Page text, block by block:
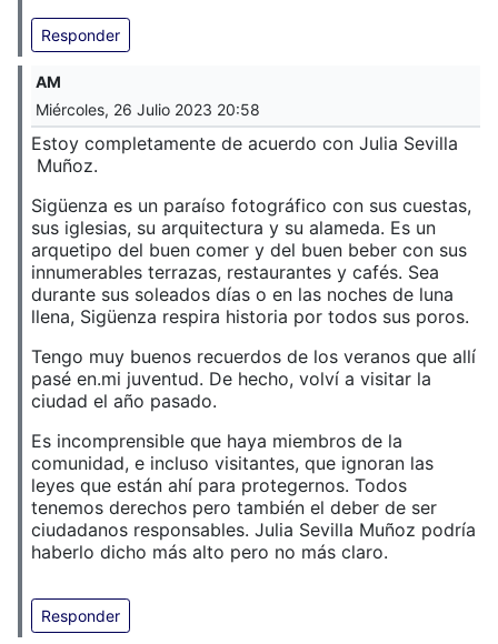
Responder
AM
Miércoles, 26 Julio 2023 20:58
Estoy completamente de acuerdo con Julia Sevilla
Muñoz.
Sigüenza es un paraíso fotográfico con sus cuestas,
sus iglesias, su arquitectura y su alameda. Es un
arquetipo del buen comer y del buen beber con sus
innumerables terrazas, restaurantes y cafés. Sea
durante sus soleados días o en las noches de luna
llena, Sigüenza respira historia por todos sus poros.
Tengo muy buenos recuerdos de los veranos que allí
pasé en.mi juventud. De hecho, volví a visitar la
ciudad el año pasado.
Es incomprensible que haya miembros de la
comunidad, e incluso visitantes, que ignoran las
leyes que están ahí para protegernos. Todos
tenemos derechos pero también el deber de ser
ciudadanos responsables. Julia Sevilla Muñoz podría
haberlo dicho más alto pero no más claro.
Responder